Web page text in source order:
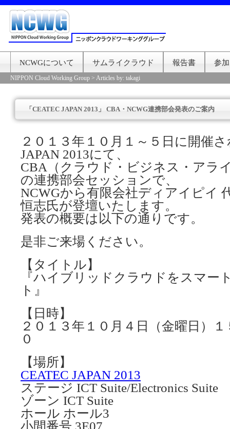
NCWGについて サムライクラウド 報告書 参
NIPPON Cloud Working Group > Articles by: takagi
「CEATEC JAPAN 2013」 CBA・NCWG連携部会発表のご案内
２０１３年１０月１～５日に開催
JAPAN 2013にて、
CBA（クラウド・ビジネス・アラ
の連携部会セッションで、
NCWGから有限会社ディアイピイ
恒志氏が登壇いたします。
発表の概要は以下の通りです。
是非ご来場ください。
【タイトル】
『ハイブリッドクラウドをスマー
ト』
【日時】
２０１３年１０月４日（金曜日）
０
【場所】
CEATEC JAPAN 2013
ステージ ICT Suite/Electronics Suite
ゾーン ICT Suite
ホール ホール3
小間番号 3E07